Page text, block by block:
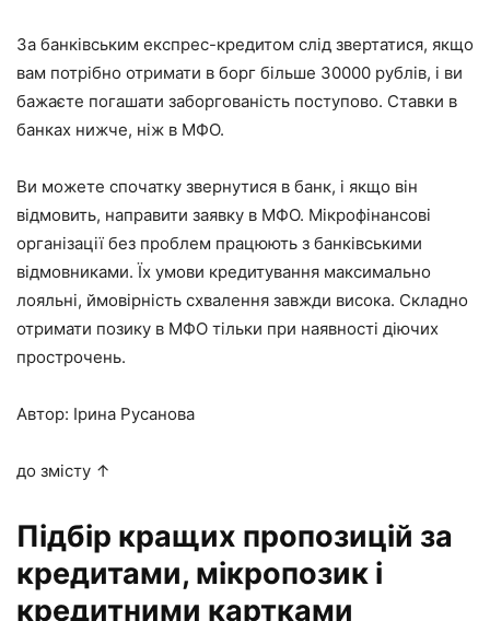
За банківським експрес-кредитом слід звертатися, якщо
вам потрібно отримати в борг більше 30000 рублів, і ви
бажаєте погашати заборгованість поступово. Ставки в
банках нижче, ніж в МФО.
Ви можете спочатку звернутися в банк, і якщо він
відмовить, направити заявку в МФО. Мікрофінансові
організації без проблем працюють з банківськими
відмовниками. Їх умови кредитування максимально
лояльні, ймовірність схвалення завжди висока. Складно
отримати позику в МФО тільки при наявності діючих
прострочень.
Автор: Ірина Русанова
до змісту ↑
Підбір кращих пропозицій за
кредитами, мікропозик і
кредитними картками